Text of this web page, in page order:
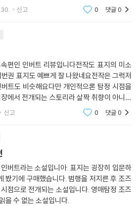
도 하는 등 다층적인 면모를 드러낸다. 비서
녹아 있는 《영매탐정 조즈카》와의 연결고
이다. 《인버트》도 마찬가지다.” _아마존 독자
기억하는 이라면 그 충격을 능가할 《인버트》
다. 여운과 함께 마지막 페이지를 넘기고 나
더욱 놀라게 될 것이다.
인터뷰를 통해 “(추리소설을) 좀 어려워서 읽
줄로 안다. 그런 분도 즐기실 수 있게, 그 점
의 재미를 느껴보시면 좋겠다”라며 《인버
혔다. 라이트노벨처럼 가볍게 읽히는 재미와
신고 0 댓글0
편인 인버트 리뷰입니다전작도 표지의 미소
권 표지도 예쁘게 잘 나왔네요전작은 그럭저
트도 비슷해요다만 개인적으론 탐정 시점을
에서 전개되는 스토리라 살짝 취향이 아니었
신고 0 댓글0
버트라는 소설입니아. 표지는 굉장히 입문하
봤기에 구매했습니다. 범행을 저지른 후 조즈
점으로 전개되는 소설입니다. 영매탐정 조즈
을 수 없는 소설입니다.